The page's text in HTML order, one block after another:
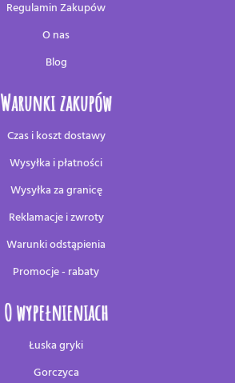
Regulamin Zakupów
O nas
Blog
Warunki zakupów
Czas i koszt dostawy
Wysyłka i płatności
Wysyłka za granicę
Reklamacje i zwroty
Warunki odstąpienia
Promocje - rabaty
O wypełnieniach
Łuska gryki
Gorczyca